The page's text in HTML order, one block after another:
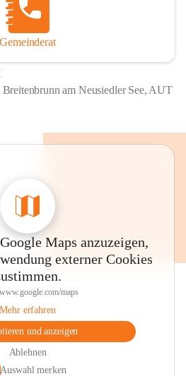
Gemeinderat
Breitenbrunn am Neusiedler See, AUT
Maps anzuzeigen,
externer Cookies
maps
Mehr erfahren
und anzeigen
Ablehnen
Auswahl merken